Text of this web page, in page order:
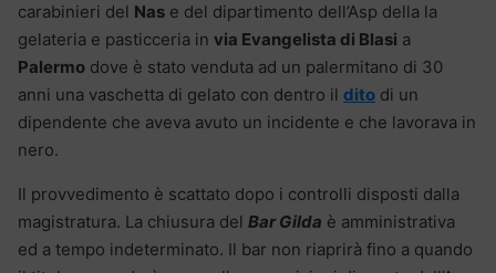
carabinieri del Nas e del dipartimento dell’Asp della la
gelateria e pasticceria in via Evangelista di Blasi a
Palermo dove è stato venduta ad un palermitano di 30
anni una vaschetta di gelato con dentro il dito di un
dipendente che aveva avuto un incidente e che lavorava in
nero.
Il provvedimento è scattato dopo i controlli disposti dalla
magistratura. La chiusura del Bar Gilda è amministrativa
ed a tempo indeterminato. Il bar non riaprirà fino a quando